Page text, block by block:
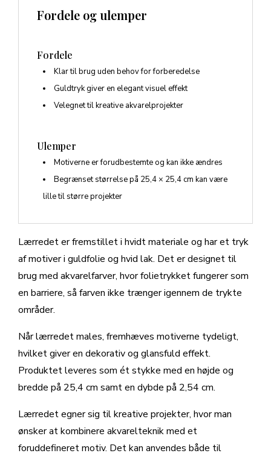
Lærredet er fremstillet i hvidt materiale og har et tryk
af motiver i guldfolie og hvid lak. Det er designet til
brug med akvarelfarver, hvor folietrykket fungerer som
en barriere, så farven ikke trænger igennem de trykte
områder.
Når lærredet males, fremhæves motiverne tydeligt,
hvilket giver en dekorativ og glansfuld effekt.
Produktet leveres som ét stykke med en højde og
bredde på 25,4 cm samt en dybde på 2,54 cm.
Lærredet egner sig til kreative projekter, hvor man
ønsker at kombinere akvarelteknik med et
foruddefineret motiv. Det kan anvendes både til
Fordele og ulemper
Fordele
Klar til brug uden behov for forberedelse
Guldtryk giver en elegant visuel effekt
Velegnet til kreative akvarelprojekter
Ulemper
Motiverne er forudbestemte og kan ikke ændres
Begrænset størrelse på 25,4 × 25,4 cm kan være
lille til større projekter